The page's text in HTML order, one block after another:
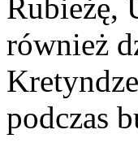
Rubieżę,
również
podczas